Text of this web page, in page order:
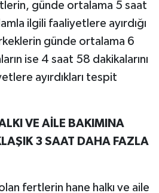
günde ortalama 5 saat
ilgili faaliyetlere ayırdığı
günde ortalama 6
ise 4 saat 58 dakikalarını
ayırdıkları tespit
VE AİLE BAKIMINA
3 SAAT DAHA FAZLA
fertlerin hane halkı ve aile